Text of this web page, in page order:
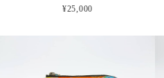
¥25,000